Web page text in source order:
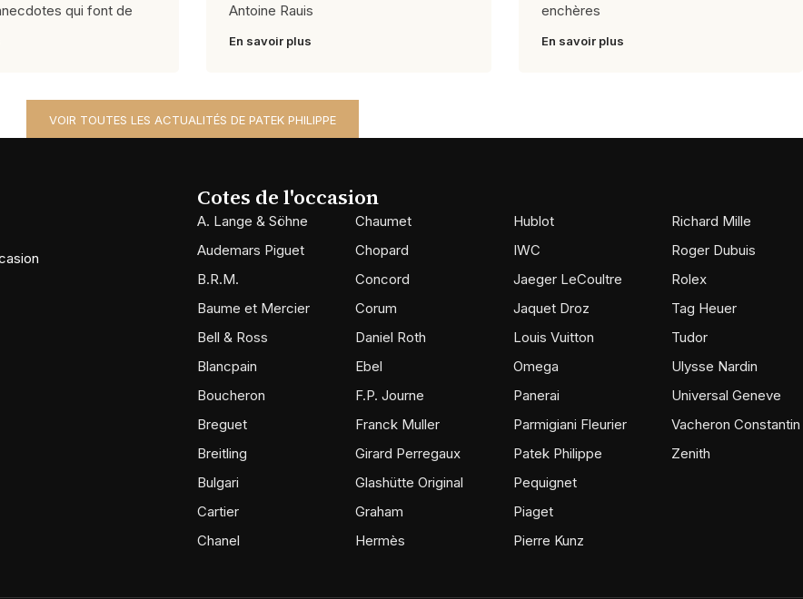
qui font de
Antoine Rauis
En savoir plus
enchères
En savoir plus
VOIR TOUTES LES ACTUALITÉS DE PATEK PHILIPPE
Cotes de l'occasion
A. Lange & Söhne
Audemars Piguet
B.R.M.
Baume et Mercier
Bell & Ross
Blancpain
Boucheron
Breguet
Breitling
Bulgari
Cartier
Chanel
Chaumet
Chopard
Concord
Corum
Daniel Roth
Ebel
F.P. Journe
Franck Muller
Girard Perregaux
Glashütte Original
Graham
Hermès
Hublot
IWC
Jaeger LeCoultre
Jaquet Droz
Louis Vuitton
Omega
Panerai
Parmigiani Fleurier
Patek Philippe
Pequignet
Piaget
Pierre Kunz
Richard Mille
Roger Dubuis
Rolex
Tag Heuer
Tudor
Ulysse Nardin
Universal Geneve
Vacheron Constantin
Zenith